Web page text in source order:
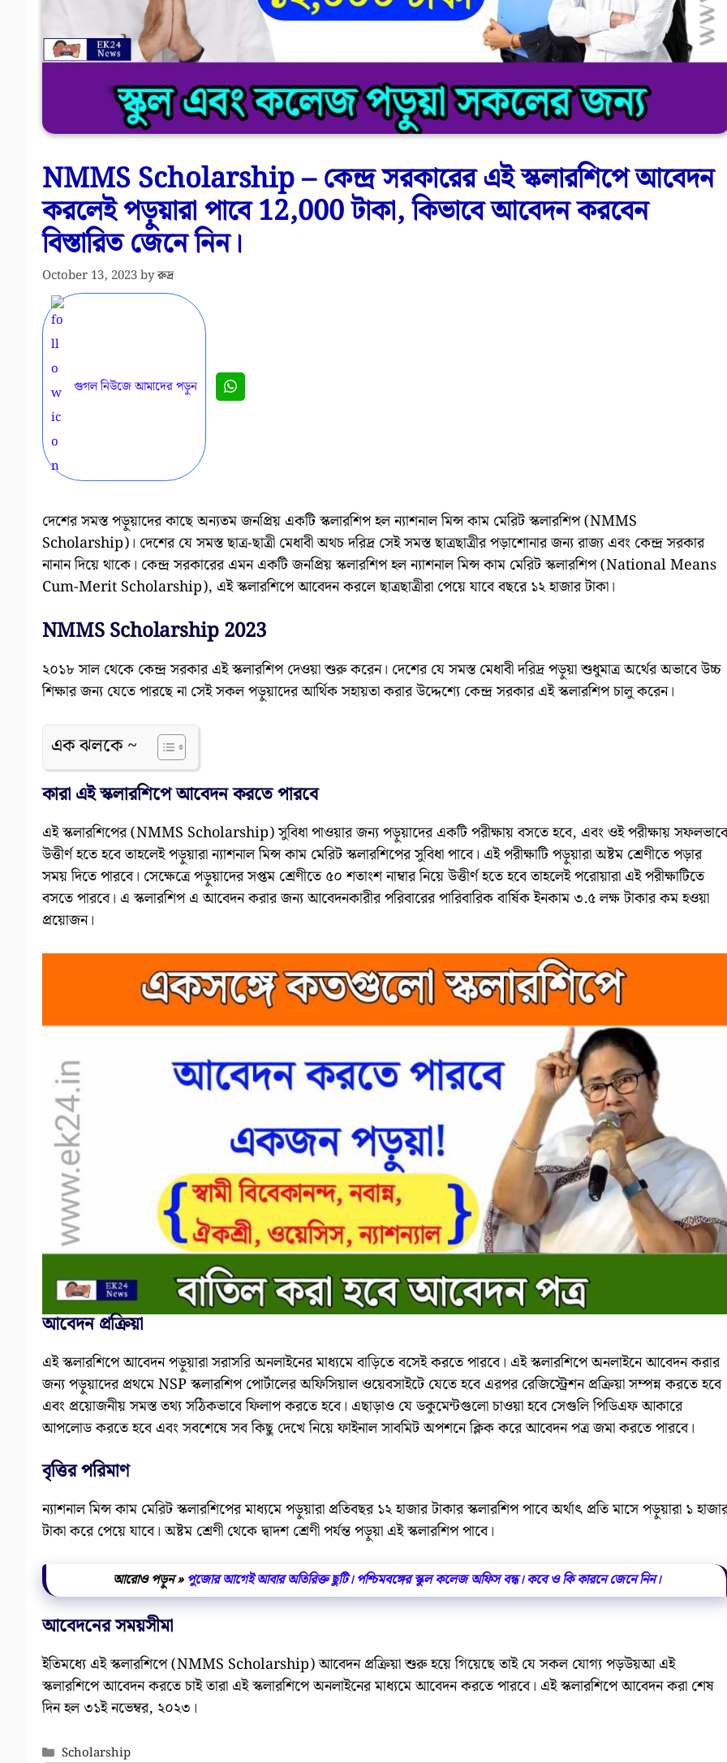
NMMS Scholarship – কেন্দ্র সরকারের এই স্কলারশিপে আবেদন
করলেই পড়ুয়ারা পাবে 12,000 টাকা, কিভাবে আবেদন করবেন
বিস্তারিত জেনে নিন।
October 13, 2023byরুদ্র
গুগল নিউজে আমাদের পড়ুন
দেশের সমস্ত পড়ুয়াদের কাছে অন্যতম জনপ্রিয় একটি স্কলারশিপ হল ন্যাশনাল মিন্স কাম মেরিট স্কলারশিপ (NMMS
Scholarship)। দেশের যে সমস্ত ছাত্র-ছাত্রী মেধাবী অথচ দরিদ্র সেই সমস্ত ছাত্রছাত্রীর পড়াশোনার জন্য রাজ্য এবং কেন্দ্র সরকার
নানান দিয়ে থাকে। কেন্দ্র সরকারের এমন একটি জনপ্রিয় স্কলারশিপ হল ন্যাশনাল মিন্স কাম মেরিট স্কলারশিপ (National Means
Cum-Merit Scholarship), এই স্কলারশিপে আবেদন করলে ছাত্রছাত্রীরা পেয়ে যাবে বছরে ১২ হাজার টাকা।
NMMSScholarship 2023
২০১৮ সাল থেকে কেন্দ্র সরকার এই স্কলারশিপ দেওয়া শুরু করেন। দেশের যে সমস্ত মেধাবী দরিদ্র পড়ুয়া শুধুমাত্র অর্থের অভাবে উচ্চ
শিক্ষার জন্য যেতে পারছে না সেই সকল পড়ুয়াদের আর্থিক সহায়তা করার উদ্দেশ্যে কেন্দ্র সরকার এই স্কলারশিপ চালু করেন।
এক ঝলকে ~
কারা এই স্কলারশিপে আবেদন করতে পারবে
এই স্কলারশিপের (NMMS Scholarship) সুবিধা পাওয়ার জন্য পড়ুয়াদের একটি পরীক্ষায় বসতে হবে, এবং ওই পরীক্ষায় সফলভাবে
উত্তীর্ণ হতে হবে তাহলেই পড়ুয়ারা ন্যাশনাল মিন্স কাম মেরিট স্কলারশিপের সুবিধা পাবে। এই পরীক্ষাটি পড়ুয়ারা অষ্টম শ্রেণীতে পড়ার
সময় দিতে পারবে। সেক্ষেত্রে পড়ুয়াদের সপ্তম শ্রেণীতে ৫০ শতাংশ নাম্বার নিয়ে উত্তীর্ণ হতে হবে তাহলেই পরোয়ারা এই পরীক্ষাটিতে
বসতে পারবে। এ স্কলারশিপ এ আবেদন করার জন্য আবেদনকারীর পরিবারের পারিবারিক বার্ষিক ইনকাম ৩.৫ লক্ষ টাকার কম হওয়া
প্রয়োজন।
আবেদন প্রক্রিয়া
এই স্কলারশিপে আবেদন পড়ুয়ারা সরাসরি অনলাইনের মাধ্যমে বাড়িতে বসেই করতে পারবে। এই স্কলারশিপে অনলাইনে আবেদন করার
জন্য পড়ুয়াদের প্রথমে NSP স্কলারশিপ পোর্টালের অফিসিয়াল ওয়েবসাইটে যেতে হবে এরপর রেজিস্ট্রেশন প্রক্রিয়া সম্পন্ন করতে হবে
এবং প্রয়োজনীয় সমস্ত তথ্য সঠিকভাবে ফিলাপ করতে হবে। এছাড়াও যে ডকুমেন্টগুলো চাওয়া হবে সেগুলি পিডিএফ আকারে
আপলোড করতে হবে এবং সবশেষে সব কিছু দেখে নিয়ে ফাইনাল সাবমিট অপশনে ক্লিক করে আবেদন পত্র জমা করতে পারবে।
বৃত্তির পরিমাণ
ন্যাশনাল মিন্স কাম মেরিট স্কলারশিপের মাধ্যমে পড়ুয়ারা প্রতিবছর ১২ হাজার টাকার স্কলারশিপ পাবে অর্থাৎ প্রতি মাসে পড়ুয়ারা ১
টাকা করে পেয়ে যাবে। অষ্টম শ্রেণী থেকে দ্বাদশ শ্রেণী পর্যন্ত পড়ুয়া এই স্কলারশিপ পাবে।
আরোও পড়ুন » পুজোর আগেই আবার অতিরিক্ত ছুটি। পশ্চিমবঙ্গের স্কুল কলেজ অফিস বন্ধ। কবে ও কি কারনে জেনে নিন।
আবেদনের সময়সীমা
ইতিমধ্যে এই স্কলারশিপে (NMMS Scholarship) আবেদন প্রক্রিয়া শুরু হয়ে গিয়েছে তাই যে সকল যোগ্য পড়উয়আ এই
স্কলারশিপে আবেদন করতে চাই তারা এই স্কলারশিপে অনলাইনের মাধ্যমে আবেদন করতে পারবে। এই স্কলারশিপে আবেদন করা শেষ
দিন হল ৩১ই নভেম্বর, ২০২৩।
Categories
Scholarship